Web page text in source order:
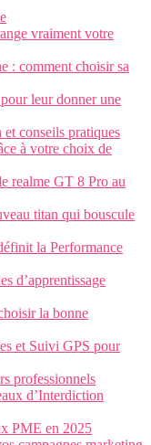
vraiment votre
: comment choisir sa
leur donner une
conseils pratiques
à votre choix de
realme GT 8 Pro au
titan qui bouscule
la Performance
d’apprentissage
la bonne
et Suivi GPS pour
professionnels
d’Interdiction
PME en 2025